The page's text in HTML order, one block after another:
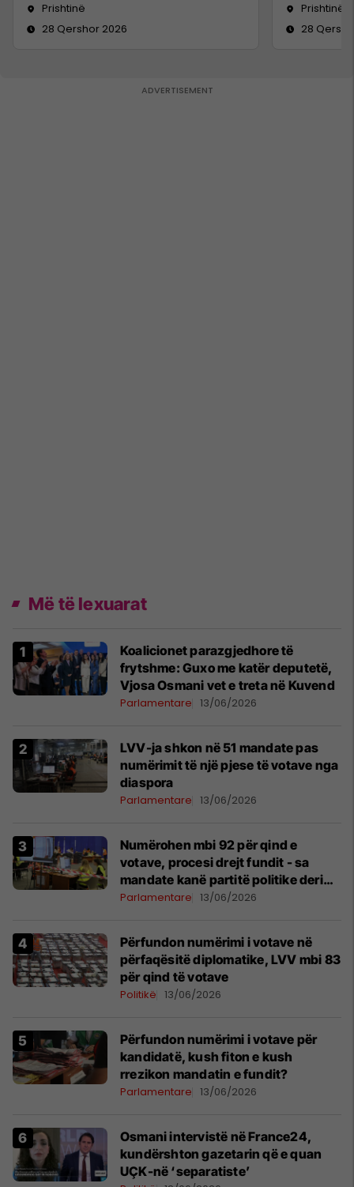
Prishtinë
28 Qershor 2026
Prishtinë
28
Më të lexuarat
Koalicionet parazgjedhore të
frytshme: Guxo me katër deputetë,
Vjosa Osmani vet e treta në Kuvend
Parlamentare 13/06/2026
LVV-ja shkon në 51 mandate pas
numërimit të një pjese të votave nga
diaspora
Parlamentare 13/06/2026
Numërohen mbi 92 për qind e
votave, procesi drejt fundit - sa
mandate kanë partitë politike deri
tani?​
Parlamentare 13/06/2026
Përfundon numërimi i votave në
përfaqësitë diplomatike, LVV mbi 83
për qind të votave
Politikë 13/06/2026
Përfundon numërimi i votave për
kandidatë, kush fiton e kush
rrezikon mandatin e fundit?
Parlamentare 13/06/2026
Osmani intervistë në France24,
kundërshton gazetarin që e quan
UÇK-në ‘separatiste’